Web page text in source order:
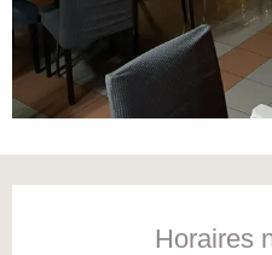
Horaires